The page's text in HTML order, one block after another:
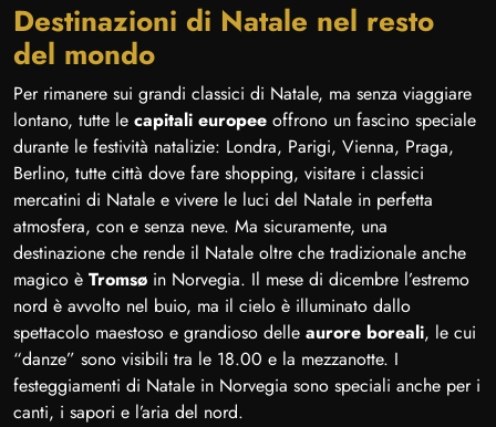
Destinazioni di Natale nel resto
del mondo
Per rimanere sui grandi classici di Natale, ma senza viaggiare
lontano, tutte le capitali europee offrono un fascino speciale
durante le festività natalizie: Londra, Parigi, Vienna, Praga,
Berlino, tutte città dove fare shopping, visitare i classici
mercatini di Natale e vivere le luci del Natale in perfetta
atmosfera, con e senza neve. Ma sicuramente, una
destinazione che rende il Natale oltre che tradizionale anche
magico è Tromsø in Norvegia. Il mese di dicembre l’estremo
nord è avvolto nel buio, ma il cielo è illuminato dallo
spettacolo maestoso e grandioso delle aurore boreali, le cui
“danze” sono visibili tra le 18.00 e la mezzanotte. I
festeggiamenti di Natale in Norvegia sono speciali anche per i
canti, i sapori e l’aria del nord.